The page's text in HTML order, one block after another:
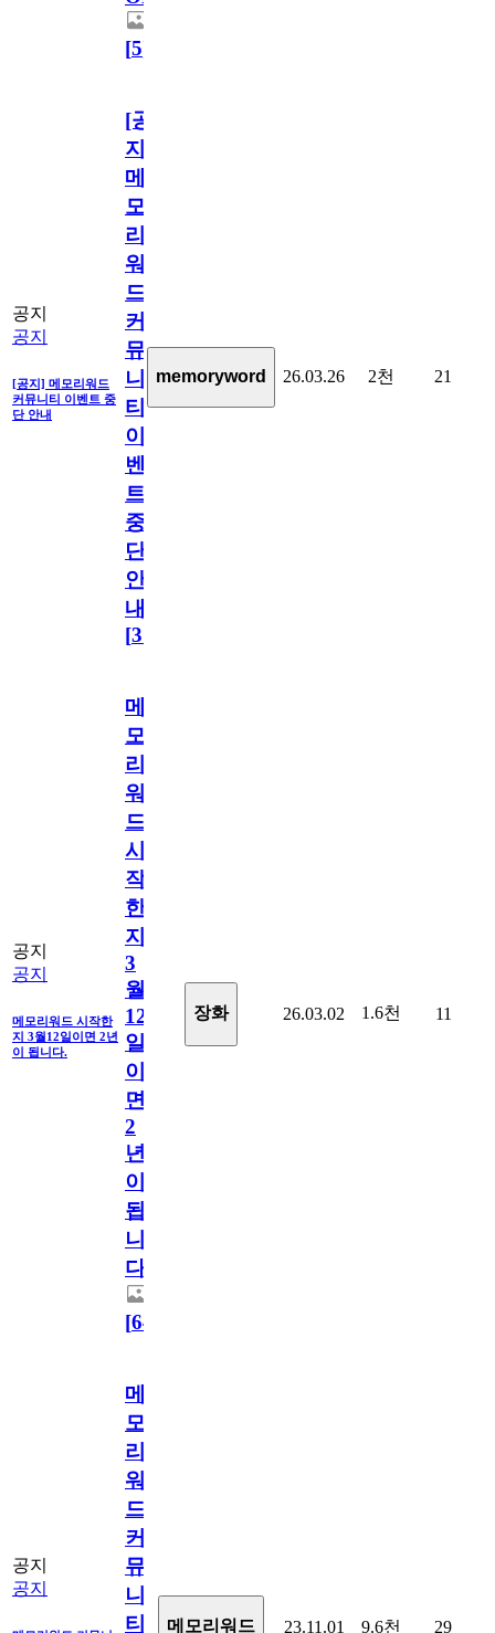
[5]
공지
공지
[공지] 메모리워드
커뮤니티 이벤트 중
단 안내
[공
지]
메
모
리
워
드
커
뮤
니
티
이
벤
트
중
단
안
내
[31
memoryword 26.03.26 2천 21
공지
공지
메모리워드 시작한
지 3월12일이면 2년
이 됩니다.
메
모
리
워
드
시
작
한
지
3
월
12
일
이
면
2
년
이
됩
니
다.
[64
장화 26.03.02 1.6천 11
공지
공지
메
모
리
워
드
커
뮤
니
티
메모리워드 23.11.01 9.6천 29